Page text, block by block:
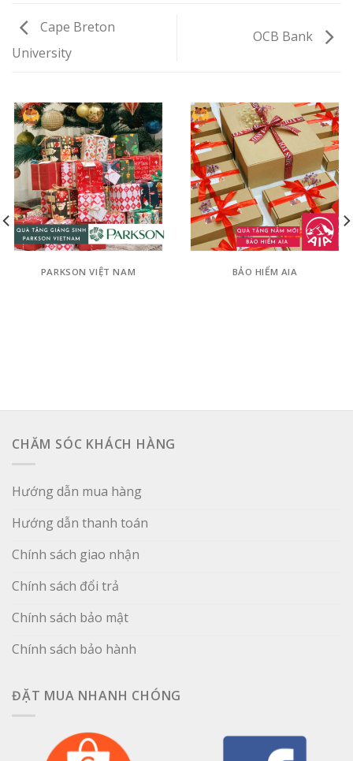
Cape Breton
University
OCB Bank
PARKSON VIỆT NAM BẢO HIỂM AIA
CHĂM SÓC KHÁCH HÀNG
Hướng dẫn mua hàng
Hướng dẫn thanh toán
Chính sách giao nhận
Chính sách đổi trả
Chính sách bảo mật
Chính sách bảo hành
ĐẶT MUA NHANH CHÓNG